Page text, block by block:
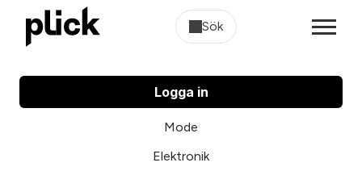
Sök
Logga in
Mode
Elektronik